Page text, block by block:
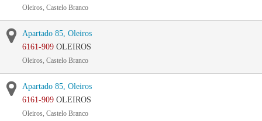
Oleiros, Castelo Branco
Apartado 85, Oleiros
6161-909 OLEIROS
Oleiros, Castelo Branco
Apartado 85, Oleiros
6161-909 OLEIROS
Oleiros, Castelo Branco